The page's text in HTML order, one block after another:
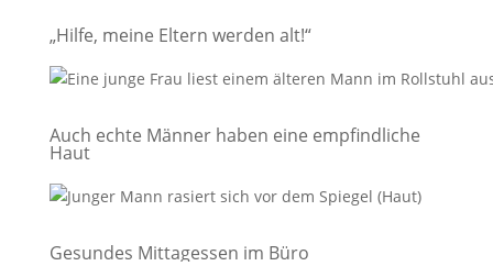
„Hilfe, meine Eltern werden alt!“
Auch echte Männer haben eine empfindliche
Haut
Gesundes Mittagessen im Büro